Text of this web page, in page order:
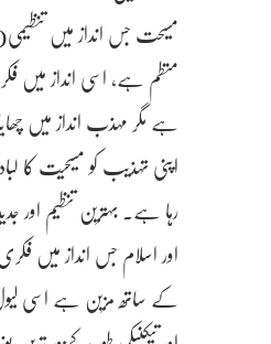
مسیحت جس انداز میں
منظم ہے، اسی انداز میں
ہے مگر مہذب انداز میں
اپنی تہذیب کو مسیحیت کا
رہا ہے. بہترین تنظیم اور
اور اسلام جس انداز میں
کے ساتھ مزین ہے اسی